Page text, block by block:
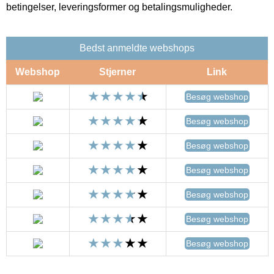
betingelser, leveringsformer og betalingsmuligheder.
Bedst anmeldte webshops
Webshop Stjerner Link
Besøg webshop
Besøg webshop
Besøg webshop
Besøg webshop
Besøg webshop
Besøg webshop
Besøg webshop